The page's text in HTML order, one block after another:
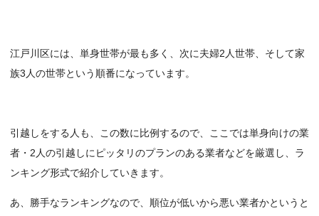
江戸川区には、単身世帯が最も多く、次に夫婦2人世帯、そして家
族3人の世帯という順番になっています。
引越しをする人も、この数に比例するので、ここでは単身向けの業
者・2人の引越しにピッタリのプランのある業者などを厳選し、ラ
ンキング形式で紹介していきます。
あ、勝手なランキングなので、順位が低いから悪い業者かというと